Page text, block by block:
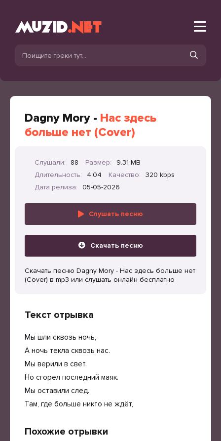
Dagny Mory - Нас здесь
больше нет (Cover)
Слушали: 88 Размер:
9.31 MB
Длительность:
4:04 Качество:
320 kbps
Дата релиза:
05-05-2026
Слушать песню
Скачать песню
Скачать песню Dagny Mory - Нас здесь больше нет
(Cover) в mp3 или слушать онлайн бесплатно
Текст отрывка
Мы шли сквозь ночь,
А ночь текла сквозь нас.
Мы верили в свет.
Но сгорел последний маяк.
Мы оставили след.
Там, где больше никто не ждёт,
Похожие отрывки